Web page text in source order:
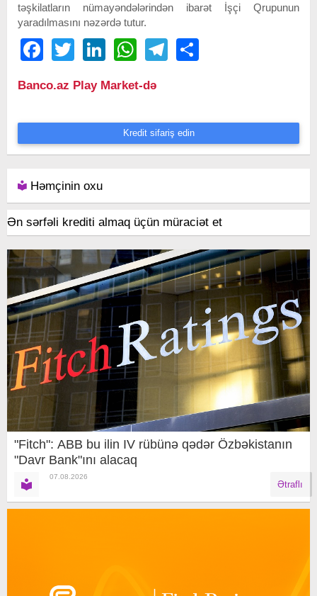
təşkilatların nümayəndələrindən ibarət İşçi Qrupunun
yaradılmasını nəzərdə tutur.
FacebookTwitter LinkedIn WhatsAppTelegram
Banco.az Play Market-də
Kredit sifariş edin
Həmçinin oxu
Ən sərfəli krediti almaq üçün müraciət et
"Fitch": ABB bu ilin IV rübünə qədər Özbəkistanın
"Davr Bank"ını alacaq
07.08.2026
Ətraflı